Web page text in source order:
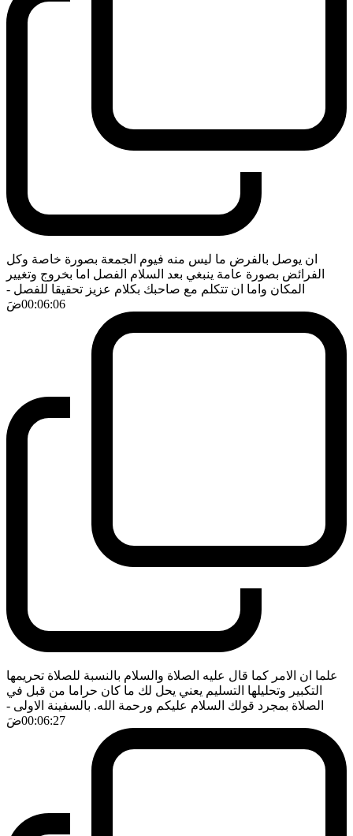
ان يوصل بالفرض ما ليس منه فيوم الجمعة بصورة خاصة وكل
الفرائض بصورة عامة ينبغي بعد السلام الفصل اما بخروج وتغيير
المكان واما ان تتكلم مع صاحبك بكلام عزيز تحقيقا للفصل -
00:06:06ضَ
علما ان الامر كما قال عليه الصلاة والسلام بالنسبة للصلاة تحريمها
التكبير وتحليلها التسليم يعني يحل لك ما كان حراما من قبل في
الصلاة بمجرد قولك السلام عليكم ورحمة الله. بالسفينة الاولى -
00:06:27ضَ